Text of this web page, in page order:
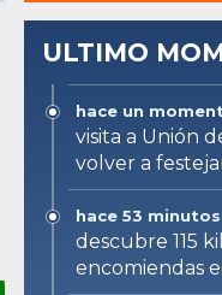
ULTIMO
hace un
visita a Unión
volver a
hace 53 minutos
descubre 115
encomiendas